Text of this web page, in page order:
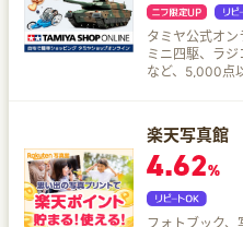
タミヤ公式オンラインス
ミニ四駆、ラ
など、5,000点
楽天写真館
4.62%
フォトブック